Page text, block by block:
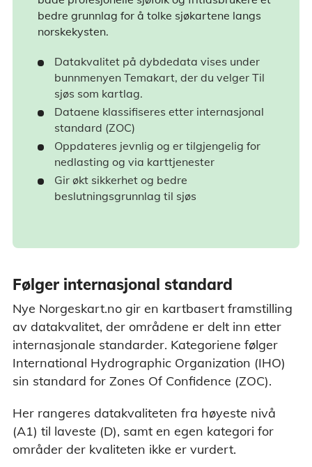
bedre grunnlag for å tolke sjøkartene langs
norskekysten.
Datakvalitet på dybdedata vises under
bunnmenyen Temakart, der du velger Til
sjøs som kartlag.
Dataene klassifiseres etter internasjonal
standard (ZOC)
Oppdateres jevnlig og er tilgjengelig for
nedlasting og via karttjenester
Gir økt sikkerhet og bedre
beslutningsgrunnlag til sjøs
Følger internasjonal standard
Nye Norgeskart.no gir en kartbasert framstilling
av datakvalitet, der områdene er delt inn etter
internasjonale standarder. Kategoriene følger
International Hydrographic Organization (IHO)
sin standard for Zones Of Confidence (ZOC).
Her rangeres datakvaliteten fra høyeste nivå
(A1) til laveste (D), samt en egen kategori for
områder der kvaliteten ikke er vurdert.